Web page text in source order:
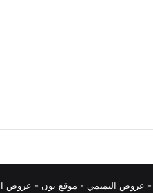
- عروض التميمي - موقع نون - عروض